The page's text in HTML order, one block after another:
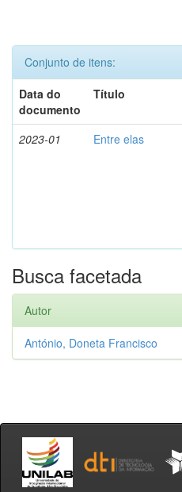
Conjunto de itens:
Data do
documento
Título
2023-01 Entre elas
Busca facetada
Autor
António, Doneta Francisco